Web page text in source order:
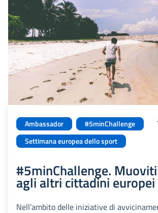
Ambassador
#5minChallenge
Settimana europea dello sport
#5minChallenge.
agli altri cittadini europei
Nell’ambito delle iniziative di